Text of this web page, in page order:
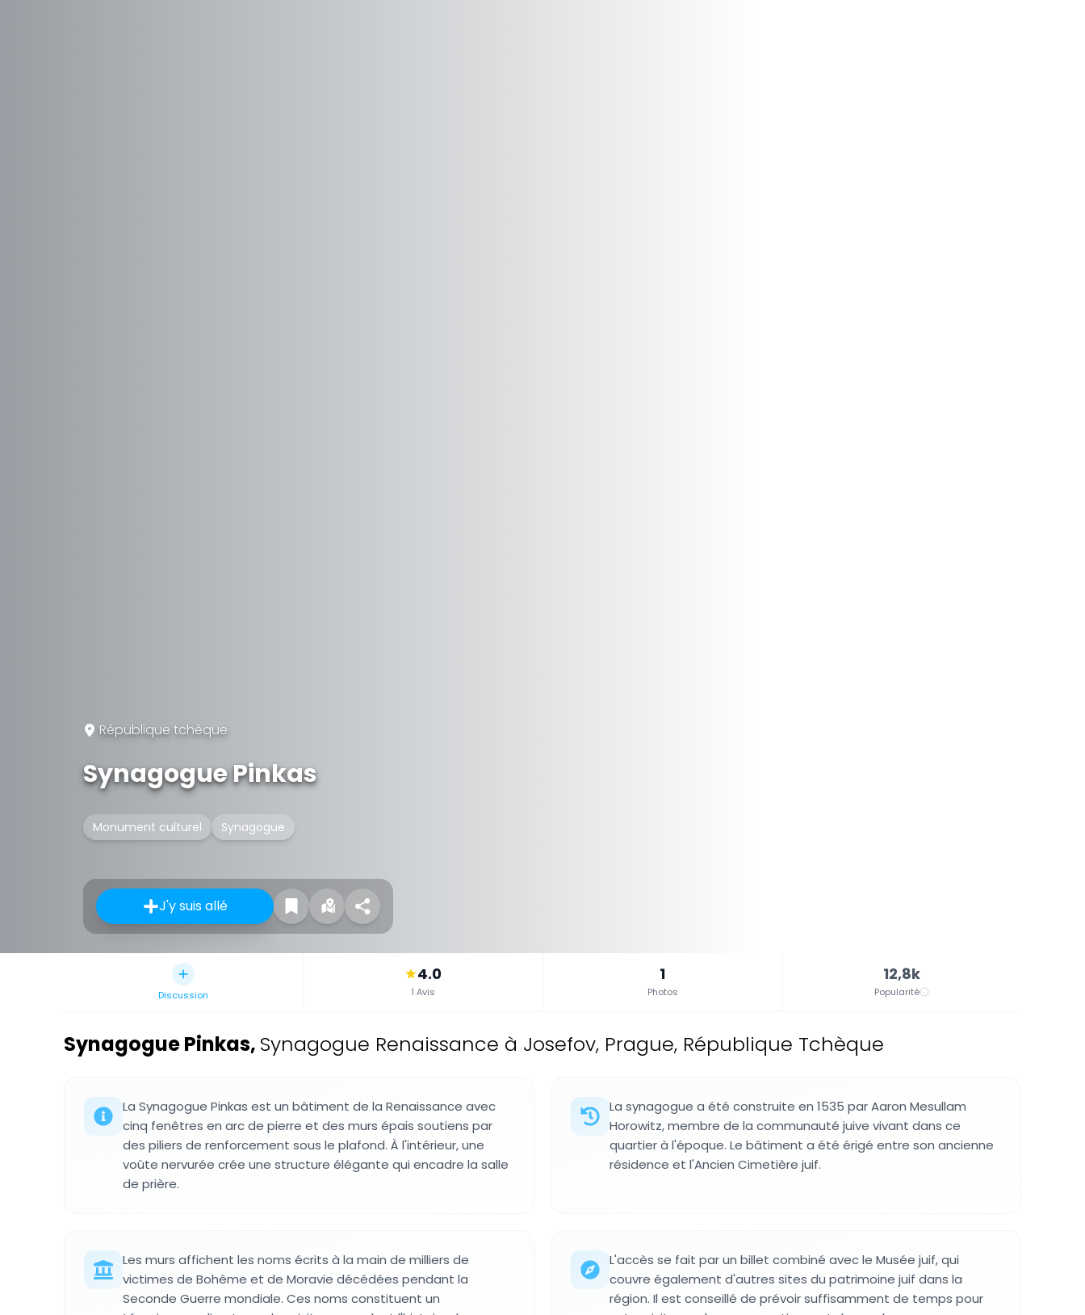
République tchèque
Synagogue Pinkas
Monument culturel Synagogue
J'y suis allé
Discussion
4.0
1 Avis
1
Photos
12,8k
Popularité
Synagogue Pinkas, Synagogue Renaissance à Josefov, Prague, République Tchèque
La Synagogue Pinkas est un bâtiment de la Renaissance avec
cinq fenêtres en arc de pierre et des murs épais soutiens par
des piliers de renforcement sous le plafond. À l'intérieur, une
voûte nervurée crée une structure élégante qui encadre la salle
de prière.
La synagogue a été construite en 1535 par Aaron Mesullam
Horowitz, membre de la communauté juive vivant dans ce
quartier à l'époque. Le bâtiment a été érigé entre son ancienne
résidence et l'Ancien Cimetière juif.
Les murs affichent les noms écrits à la main de milliers de
victimes de Bohême et de Moravie décédées pendant la
Seconde Guerre mondiale. Ces noms constituent un
L'accès se fait par un billet combiné avec le Musée juif, qui
couvre également d'autres sites du patrimoine juif dans la
région. Il est conseillé de prévoir suffisamment de temps pour